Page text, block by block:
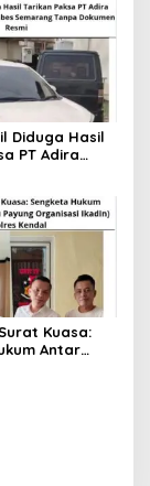
Akhir? Pelapor
Diduga Hasil
PT Adira
Kuasa:
Antar